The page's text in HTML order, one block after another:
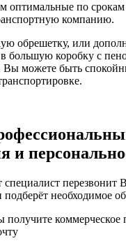
оптимальные по
компанию.
обрешетку, или
большую коробку с
Вы можете быть
и
перезвонит
подберёт необходимое
получите коммерческое